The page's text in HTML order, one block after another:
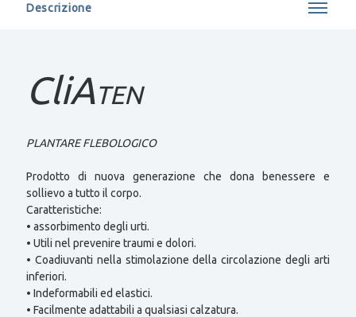
Descrizione
CliATEN
PLANTARE FLEBOLOGICO
Prodotto di nuova generazione che dona benessere e
sollievo a tutto il corpo.
Caratteristiche:
• assorbimento degli urti.
• Utili nel prevenire traumi e dolori.
• Coadiuvanti nella stimolazione della circolazione degli arti
inferiori.
• Indeformabili ed elastici.
• Facilmente adattabili a qualsiasi calzatura.